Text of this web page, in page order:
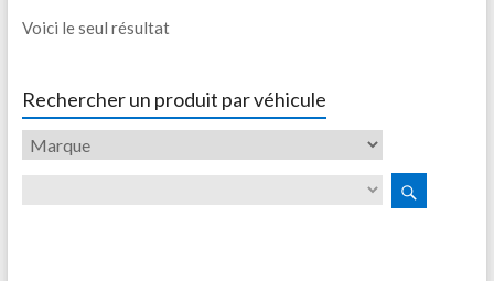
Voici le seul résultat
Rechercher un produit par véhicule